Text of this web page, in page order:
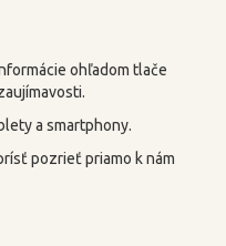
ohľadom tlače
a smartphony.
pozrieť priamo k nám